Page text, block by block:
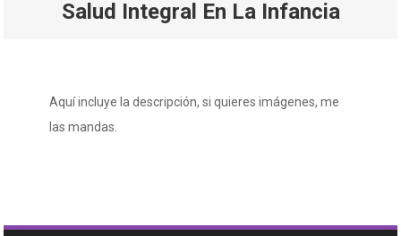
Salud Integral En La Infancia
Aquí incluye la descripción, si quieres imágenes, me
las mandas.